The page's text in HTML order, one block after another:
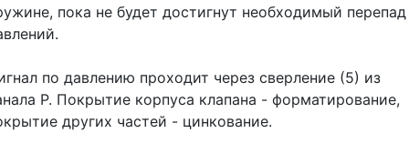
пока не будет достигнут необходимый перепад
по давлению проходит через сверление (5) из
Р. Покрытие корпуса клапана - форматирование,
других частей - цинкование.